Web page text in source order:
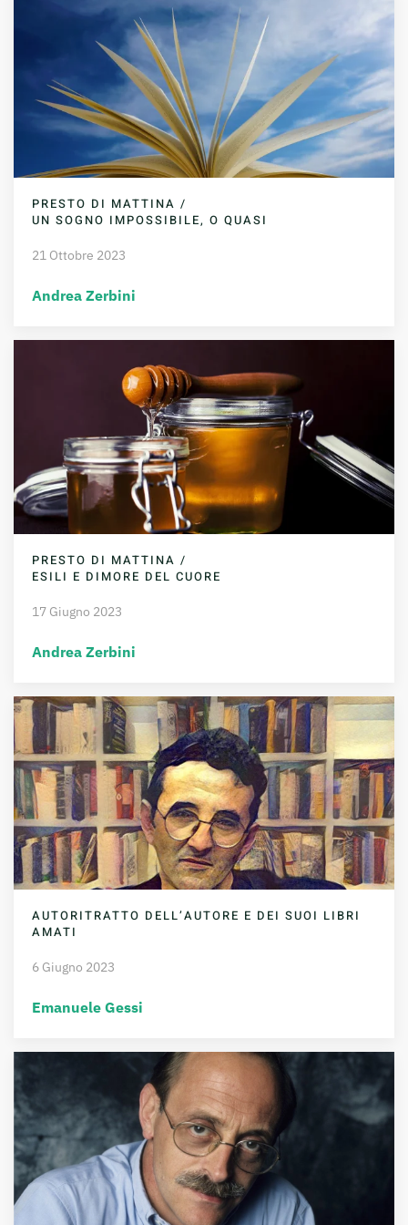
PRESTO DI MATTINA /
UN SOGNO IMPOSSIBILE, O QUASI
21 Ottobre 2023
Andrea Zerbini
PRESTO DI MATTINA /
ESILI E DIMORE DEL CUORE
17 Giugno 2023
Andrea Zerbini
AUTORITRATTO DELL’AUTORE E DEI SUOI LIBRI
AMATI
6 Giugno 2023
Emanuele Gessi